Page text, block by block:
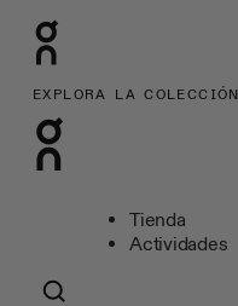
EXPLORA LA COLECCIÓN
Tienda
Actividades